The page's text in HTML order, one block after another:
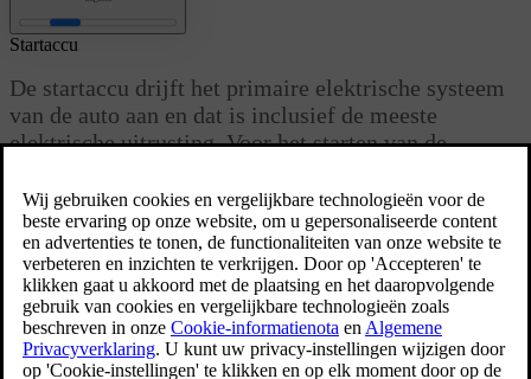
Bijgewerkt 16/03/2023
Startaccu
De startaccu drijft het primaire elektrische systeem
van de auto aan en dat is inclusief de meeste
elektrische uitrusting. Voor het starten van de
De startaccu is een 12V-accu die is geconstrueerd om de specifieke
elektrische systemen en functies van het automodel aan te drijven.
Koppel de startaccu nooit los, terwijl de motor draait.
Controleer of de kabels van de startaccu op de juiste manier zijn
aangesloten en stevig vastzitten.